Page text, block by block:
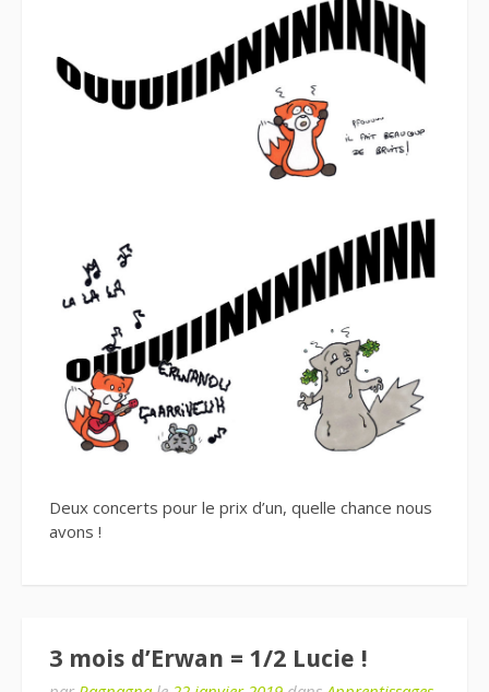
Deux concerts pour le prix d’un, quelle chance nous
avons !
3 mois d’Erwan = 1/2 Lucie !